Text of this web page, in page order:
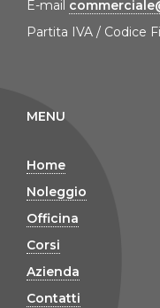
E-mail
Partita IVA / Codice
MENU
Home
Noleggio
Officina
Corsi
Azienda
Contatti